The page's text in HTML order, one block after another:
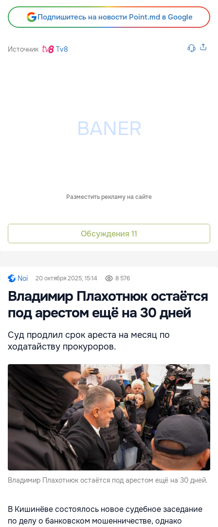
Подпишитесь на новости Point.md в Google
Источник Tv8
Разместить рекламу на сайте
Обсуждения 11
Noi 20 октября 2025, 15:14 8 576
Владимир Плахотнюк остаётся
под арестом ещё на 30 дней
Суд продлил срок ареста на месяц по
ходатайству прокуроров.
Владимир Плахотнюк остаётся под арестом ещё на 30 дней.
В Кишинёве состоялось новое судебное заседание
по делу о банковском мошенничестве, однако